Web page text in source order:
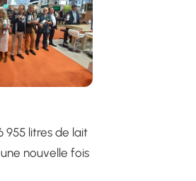
955 litres de lait
nouvelle fois